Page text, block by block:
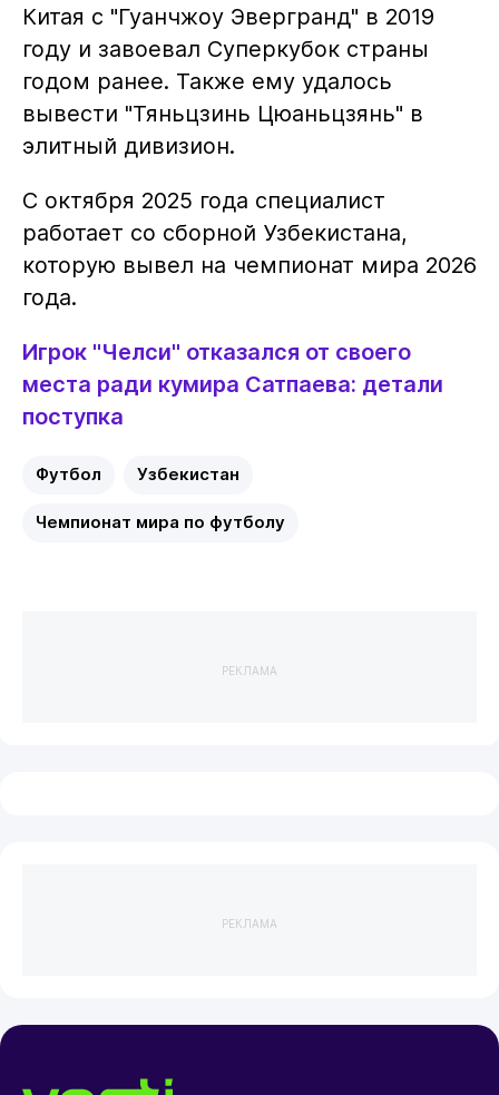
Китая с "Гуанчжоу Эвергранд" в 2019
году и завоевал Суперкубок страны
годом ранее. Также ему удалось
вывести "Тяньцзинь Цюаньцзянь" в
элитный дивизион.
С октября 2025 года специалист
работает со сборной Узбекистана,
которую вывел на чемпионат мира 2026
года.
Игрок "Челси" отказался от своего
места ради кумира Сатпаева: детали
поступка
Футбол Узбекистан
Чемпионат мира по футболу
РЕКЛАМА
РЕКЛАМА